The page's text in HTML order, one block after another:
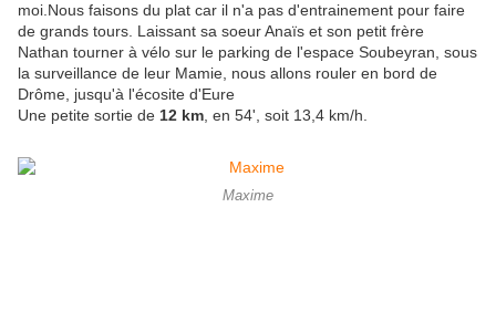
moi.Nous faisons du plat car il n'a pas d'entrainement pour faire
de grands tours. Laissant sa soeur Anaïs et son petit frère
Nathan tourner à vélo sur le parking de l'espace Soubeyran, sous
la surveillance de leur Mamie, nous allons rouler en bord de
Drôme, jusqu'à l'écosite d'Eure
Une petite sortie de 12 km , en 54', soit 13,4 km/h.
Maxime